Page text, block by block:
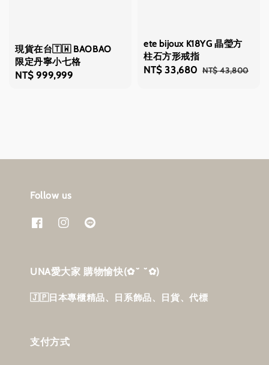
現貨在台🇹🇼 BAOBAO
限定丹寧小七格
Regular
NT$ 999,999
ete bijoux K18YG 晶瑩方
柱石方形戒指
Sale
NT$ 33,680 Regular
NT$ 43,800
Follow us
UNA愛大家 購物愉快‎(✿˘ ˘✿)
🇯🇵日本專櫃精品、日系飾品、日貨、代標
支付方式